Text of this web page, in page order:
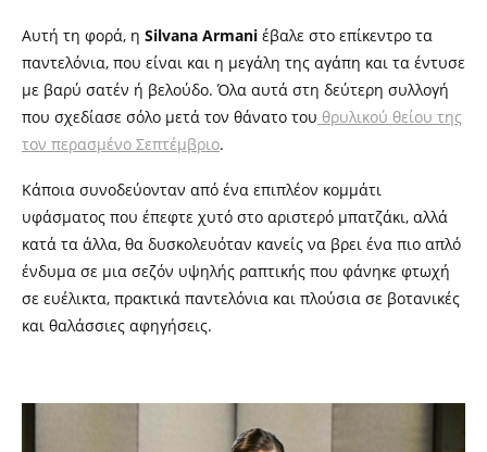
Αυτή τη φορά, η Silvana Armani έβαλε στο επίκεντρο τα
παντελόνια, που είναι και η μεγάλη της αγάπη και τα έντυσε
με βαρύ σατέν ή βελούδο. Όλα αυτά στη δεύτερη συλλογή
που σχεδίασε σόλο μετά τον θάνατο του θρυλικού θείου της
τον περασμένο Σεπτέμβριο.
Κάποια συνοδεύονταν από ένα επιπλέον κομμάτι
υφάσματος που έπεφτε χυτό στο αριστερό μπατζάκι, αλλά
κατά τα άλλα, θα δυσκολευόταν κανείς να βρει ένα πιο απλό
ένδυμα σε μια σεζόν υψηλής ραπτικής που φάνηκε φτωχή
σε ευέλικτα, πρακτικά παντελόνια και πλούσια σε βοτανικές
και θαλάσσιες αφηγήσεις.